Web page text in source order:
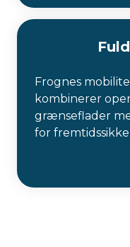
Frognes
kombinerer
grænseflader
for